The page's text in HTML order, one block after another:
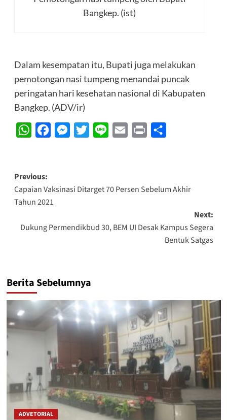
Bangkep. (ist)
Dalam kesempatan itu, Bupati juga melakukan
pemotongan nasi tumpeng menandai puncak
peringatan hari kesehatan nasional di Kabupaten
Bangkep. (ADV/ir)
WhatsAppFacebookMessenger
Twitter Line Email Print
Post
navigation
Previous:
Capaian Vaksinasi Ditarget 70 Persen Sebelum Akhir
Tahun 2021
Next:
Dukung Permendikbud 30, BEM UI Desak Kampus Segera
Bentuk Satgas
Berita Sebelumnya
ADVETORIAL